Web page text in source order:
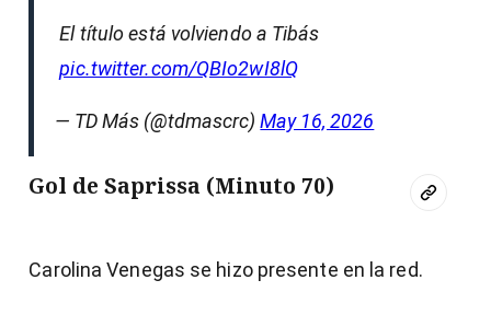
El título está volviendo a Tibás
pic.twitter.com/QBIo2wI8lQ
— TD Más (@tdmascrc)May 16, 2026
Gol de Saprissa (Minuto 70)
Carolina Venegas se hizo presente en la red.